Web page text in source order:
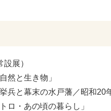
設展）
然と生き物」
兵と幕末の水戸藩／昭和20
ロ・あの頃の暮らし」